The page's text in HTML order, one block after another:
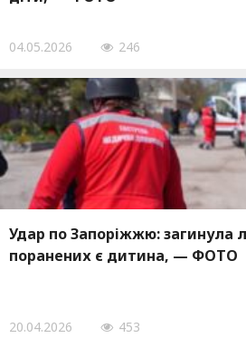
04.05.2026 246
Удар по Запоріжжю: загинула
поранених є дитина, — ФОТО
20.04.2026 453